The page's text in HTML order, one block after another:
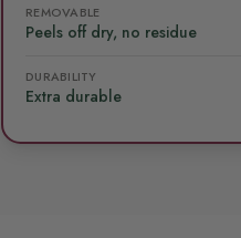
REMOVABLE
Peels off dry, no residue
DURABILITY
Extra durable